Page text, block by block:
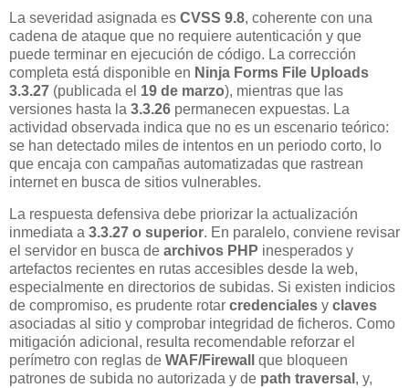
La severidad asignada es CVSS 9.8, coherente con una
cadena de ataque que no requiere autenticación y que
puede terminar en ejecución de código. La corrección
completa está disponible en Ninja Forms File Uploads
3.3.27 (publicada el 19 de marzo), mientras que las
versiones hasta la 3.3.26 permanecen expuestas. La
actividad observada indica que no es un escenario teórico:
se han detectado miles de intentos en un periodo corto, lo
que encaja con campañas automatizadas que rastrean
internet en busca de sitios vulnerables.
La respuesta defensiva debe priorizar la actualización
inmediata a 3.3.27 o superior. En paralelo, conviene revisar
el servidor en busca de archivos PHP inesperados y
artefactos recientes en rutas accesibles desde la web,
especialmente en directorios de subidas. Si existen indicios
de compromiso, es prudente rotar credenciales y claves
asociadas al sitio y comprobar integridad de ficheros. Como
mitigación adicional, resulta recomendable reforzar el
perímetro con reglas de WAF/Firewall
que bloqueen
patrones de subida no autorizada y de path traversal , y,